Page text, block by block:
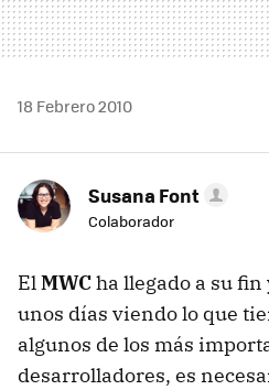
18 Febrero 2010
Susana Font
Colaborador
ElMWCha llegado a su
unos días viendo lo que
algunos de los más
desarrolladores, es